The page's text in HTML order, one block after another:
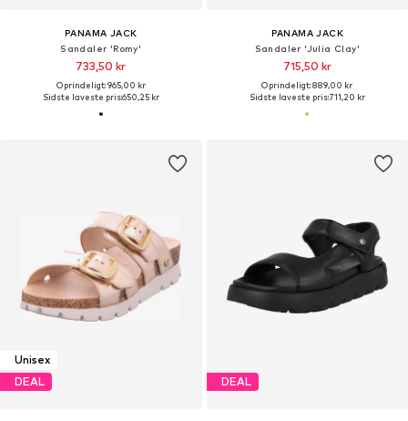
PANAMA JACK
Sandaler 'Romy'
733,50 kr
Oprindeligt: 965,00 kr
Sidste laveste pris:650,25 kr
PANAMA JACK
Sandaler 'Julia Clay'
715,50 kr
Oprindeligt: 889,00 kr
Sidste laveste pris:711,20 kr
Unisex
DEAL
DEAL